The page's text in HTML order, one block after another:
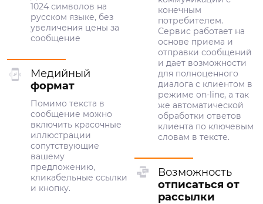
1024 символов на
русском языке, без
увеличения цены за
сообщение
Медийный
формат
Помимо текста в
сообщение можно
включить красочные
иллюстрации
сопутствующие
вашему
предложению,
кликабельные ссылки
и кнопку.
конечным
потребителем.
Сервис работает на
основе приема и
отправки сообщений
и дает возможности
для полноценного
диалога с клиентом в
режиме on-line, а так
же автоматической
обработки ответов
клиента по ключевым
словам в тексте.
Возможность
отписаться от
рассылки